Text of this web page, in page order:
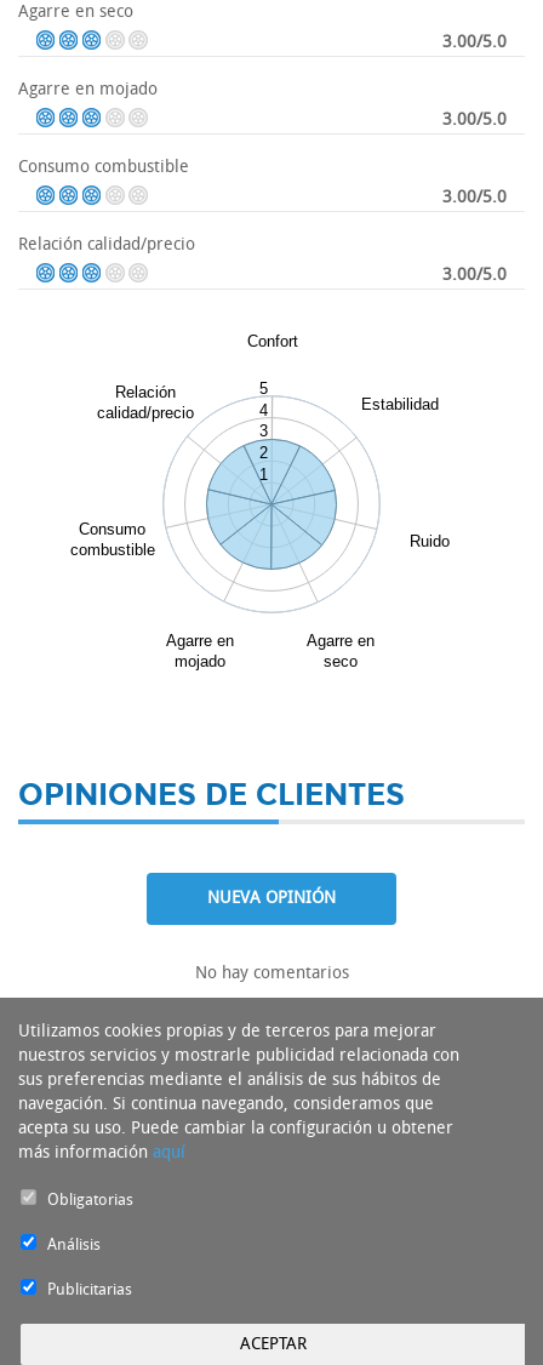
Agarre en seco
3.00/5.0
Agarre en mojado
3.00/5.0
Consumo combustible
3.00/5.0
Relación calidad/precio
3.00/5.0
Confort
Estabilidad
Ruido
Agarre en
seco
Agarre en
mojado
Consumo
combustible
Relación
calidad/precio
1
2
3
4
5
OPINIONES DE CLIENTES
NUEVA OPINIÓN
No hay comentarios
Utilizamos cookies propias y de terceros para mejorar
nuestros servicios y mostrarle publicidad relacionada con
sus preferencias mediante el análisis de sus hábitos de
navegación. Si continua navegando, consideramos que
acepta su uso. Puede cambiar la configuración u obtener
más información aquí
Obligatorias
Análisis
Publicitarias
ACEPTAR